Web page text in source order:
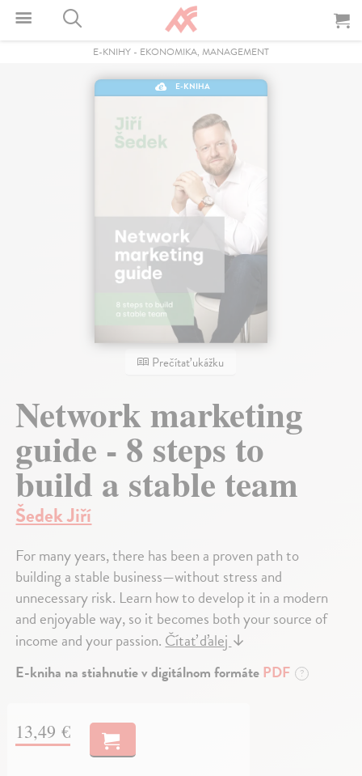
E-KNIHY - EKONOMIKA, MANAGEMENT
E-KNIHA
Prečítať ukážku
Network marketing
guide - 8 steps to
build a stable team
Šedek Jiří
For many years, there has been a proven path to
building a stable business—without stress and
unnecessary risk. Learn how to develop it in a modern
and enjoyable way, so it becomes both your source of
income and your passion.Čítať ďalej↓
E-kniha na stiahnutie v digitálnom formátePDF ?
13,49 €